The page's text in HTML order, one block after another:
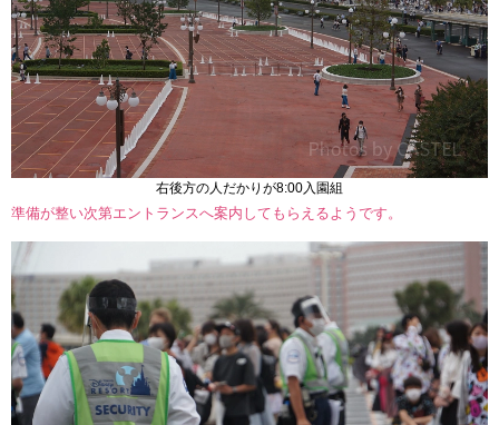
右後方の人だかりが8:00入園組
準備が整い次第エントランスへ案内してもらえるようです。